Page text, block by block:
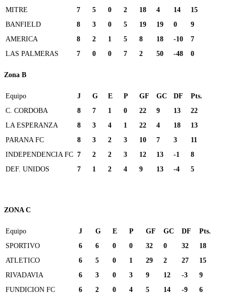
MITRE
7 5 0 2 18 4 14
15
BANFIELD
8 3 0 5 19 19 0
9
AMERICA
8 2 1 5 8 18 -10
7
LAS PALMERAS
7 0 0 7 2 50 -48 0
Zona B
Equipo J G E P GF GC DF
Pts.
C. CORDOBA
8 7 1 0 22 9 13
22
LA ESPERANZA
8 3 4 1 22 4 18
13
PARANA FC
8 3 2 3 10 7 3
11
INDEPENDENCIA FC 7 2 2 3 12 13 -1
8
DEF. UNIDOS
7 1 2 4 9 13 -4 5
ZONA C
Equipo J G E P GF GC DF
Pts.
SPORTIVO
6 6 0 0 32 0 32
18
ATLETICO
6 5 0 1 29 2 27
15
RIVADAVIA
6 3 0 3 9 12 -3
9
FUNDICION FC
6 2 0 4 5 14 -9
6